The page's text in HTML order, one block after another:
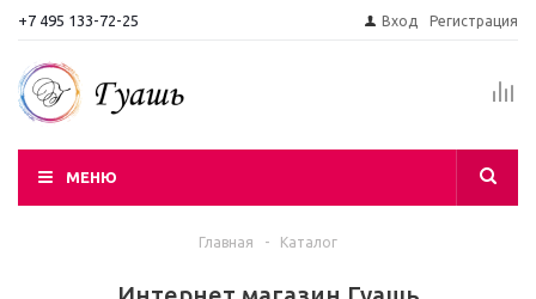
+7 495 133-72-25 Вход Регистрация
МЕНЮ
Главная - Каталог